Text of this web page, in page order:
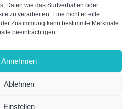
Daten wie das Surfverhalten oder
zu verarbeiten. Eine nicht erteilte
Zustimmung kann bestimmte Merkmale
beeinträchtigen.
Annehmen
Ablehnen
Einstellen